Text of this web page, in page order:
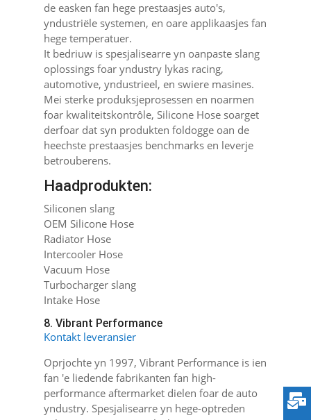
de easken fan hege prestaasjes auto's,
yndustriële systemen, en oare applikaasjes fan
hege temperatuer.
It bedriuw is spesjalisearre yn oanpaste slang
oplossings foar yndustry lykas racing,
automotive, yndustrieel, en swiere masines.
Mei sterke produksjeprosessen en noarmen
foar kwaliteitskontrôle, Silicone Hose soarget
derfoar dat syn produkten foldogge oan de
heechste prestaasjes benchmarks en leverje
betrouberens.
Haadprodukten:
Siliconen slang
OEM Silicone Hose
Radiator Hose
Intercooler Hose
Vacuum Hose
Turbocharger slang
Intake Hose
8. Vibrant Performance
Kontakt leveransier
Oprjochte yn 1997, Vibrant Performance is ien
fan 'e liedende fabrikanten fan high-
performance aftermarket dielen foar de auto
yndustry. Spesjalisearre yn hege-optreden